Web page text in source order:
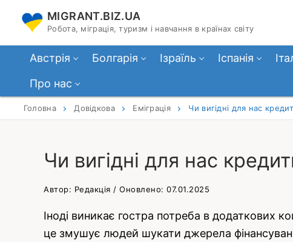
вмісту
MIGRANT.BIZ.UA
Робота, міграція, туризм і навчання в країнах світу
Австрія Болгарія Ізраїль Іспанія
Про нас
Головна Довідкова Еміграція Чи вигідні для нас
Чи вигідні для нас
Автор: Редакція / Оновлено: 07.01.2025
Іноді виникає гостра потреба в додаткових
це змушує людей шукати джерела